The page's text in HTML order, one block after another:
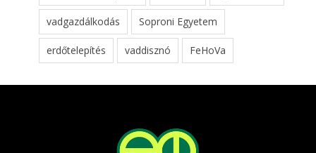
vadgazdálkodás Soproni Egyetem
erdőtelepítés vaddisznó FeHoVa